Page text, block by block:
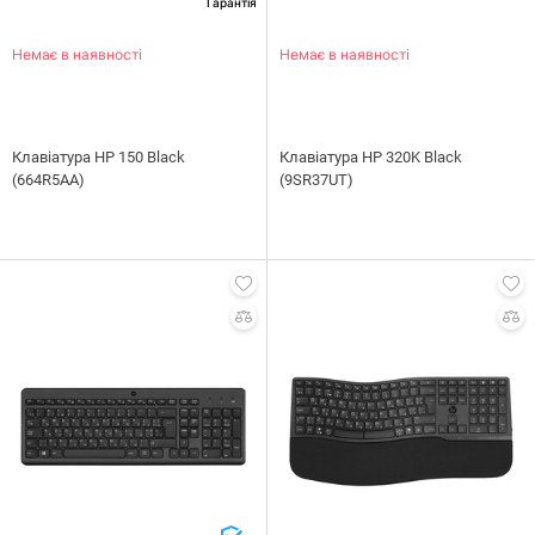
Немає в наявності
Клавiатура HP 150 Black
(664R5AA)
Немає в наявності
Клавiатура НР 320K Black
(9SR37UT)